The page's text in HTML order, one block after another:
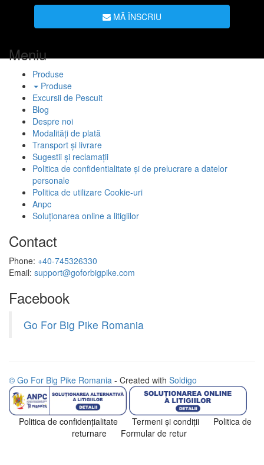
MĂ ÎNSCRIU
Meniu
Produse
Produse
Excursii de Pescuit
Blog
Despre noi
Modalități de plată
Transport și livrare
Sugestii și reclamații
Politica de confidentialitate și de prelucrare a datelor
personale
Politica de utilizare Cookie-uri
Anpc
Soluționarea online a litigiilor
Contact
Phone: +40-745326330
Email: support@goforbigpike.com
Facebook
Go For Big Pike Romania
© Go For Big Pike Romania - Created with Soldigo
Politica de confidenţialitate Termeni şi condiţii
Politica de
returnare
Formular de retur